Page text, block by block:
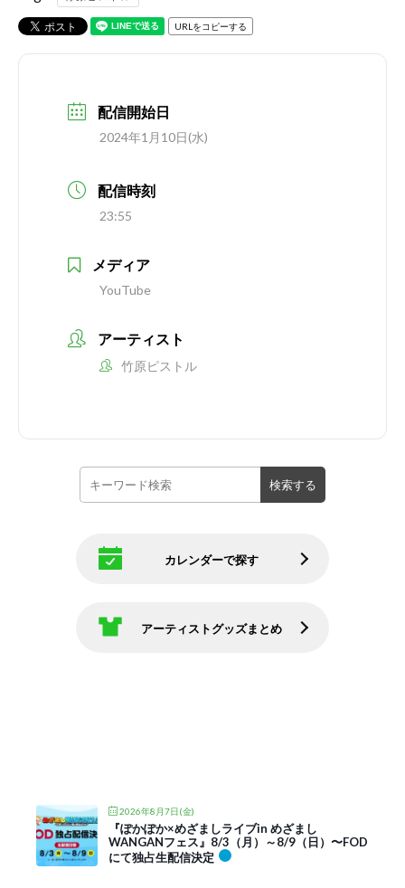
URLをコピーする
配信開始日
2024年1月10日(水)
配信時刻
23:55
メディア
YouTube
アーティスト
竹原ピストル
カレンダーで探す
アーティストグッズまとめ
2026年8月7日(金)
『ぽかぽか×めざましライブin めざまし
WANGANフェス』8/3（月）～8/9（日）〜FOD
にて独占生配信決定